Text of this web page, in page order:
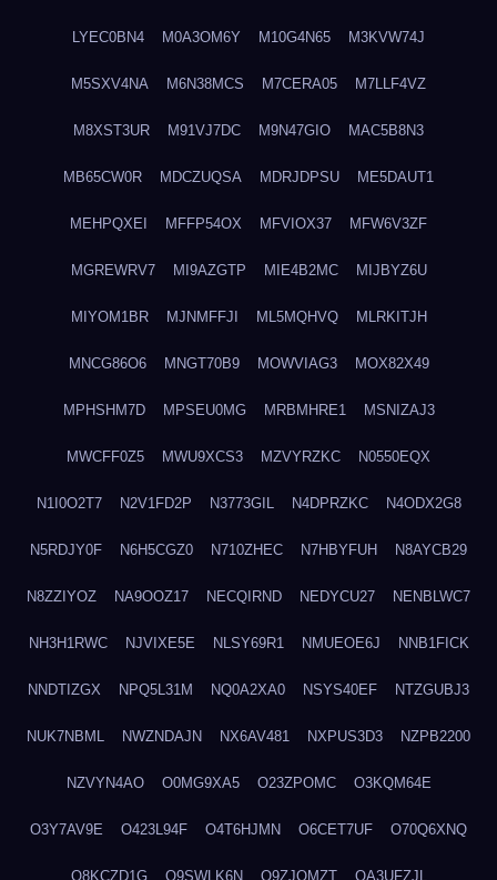
LYEC0BN4 M0A3OM6Y M10G4N65 M3KVW74J
M5SXV4NA M6N38MCS M7CERA05 M7LLF4VZ
M8XST3UR M91VJ7DC M9N47GIO MAC5B8N3
MB65CW0R MDCZUQSA MDRJDPSU ME5DAUT1
MEHPQXEI MFFP54OX MFVIOX37 MFW6V3ZF
MGREWRV7 MI9AZGTP MIE4B2MC MIJBYZ6U
MIYOM1BR MJNMFFJI ML5MQHVQ MLRKITJH
MNCG86O6 MNGT70B9 MOWVIAG3 MOX82X49
MPHSHM7D MPSEU0MG MRBMHRE1 MSNIZAJ3
MWCFF0Z5 MWU9XCS3 MZVYRZKC N0550EQX
N1I0O2T7 N2V1FD2P N3773GIL N4DPRZKC N4ODX2G8
N5RDJY0F N6H5CGZ0 N710ZHEC N7HBYFUH N8AYCB29
N8ZZIYOZ NA9OOZ17 NECQIRND NEDYCU27 NENBLWC7
NH3H1RWC NJVIXE5E NLSY69R1 NMUEOE6J NNB1FICK
NNDTIZGX NPQ5L31M NQ0A2XA0 NSYS40EF NTZGUBJ3
NUK7NBML NWZNDAJN NX6AV481 NXPUS3D3 NZPB2200
NZVYN4AO O0MG9XA5 O23ZPOMC O3KQM64E
O3Y7AV9E O423L94F O4T6HJMN O6CET7UF O70Q6XNQ
O8KCZD1G O9SWLK6N O9ZJOMZT OA3UFZJL